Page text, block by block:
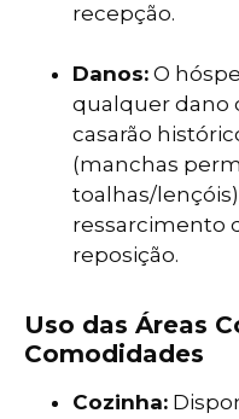
recepção.
Danos: O
qualquer dano
casarão
(manchas
toalhas/
ressarcimento
reposição.
Uso das Áreas
Comodidades
Cozinha: